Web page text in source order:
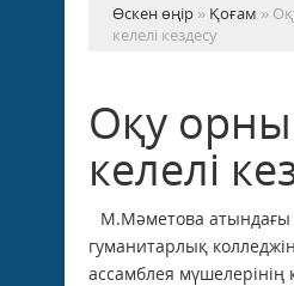
Өскен өңір » Қоғам »
келелі кездесу
Оқу
келелі
М.Мәметова
гуманитарлық
ассамблея